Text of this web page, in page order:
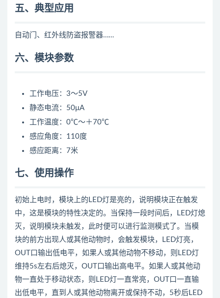
五、典型应用
自动门、红外线防盗报警器……
六、模块参数
工作电压：3～5V
静态电流：50μA
工作温度：0℃～＋70℃
感应角度：110度
感应距离：7米
七、使用操作
初始上电时，模块上的LED灯是亮的，说明模块正在触发
中，这是模块的特性决定的。当保持一段时间后，LED灯熄
灭，说明模块未触发，此时便可以进行监测模式了。当模
块的前方出现人或其他动物时，会触发模块，LED灯亮，
OUT口输出低电平，如果人或其他动物不移动，则LED灯
维持5s左右后熄灭，OUT口输出高电平。如果人或其他动
物一直处于移动状态，则LED灯一直常亮，OUT口一直输
出低电平，直到人或其他动物离开或保持不动，5秒后LED